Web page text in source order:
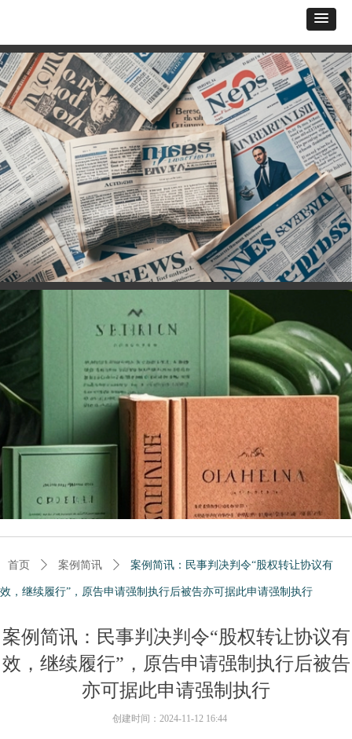
案例简讯：民事判决判令“股权转让协议有
效，继续履行”，原告申请强制执行后被告
亦可据此申请强制执行
首页 ꄲ 案例简讯 ꄲ 案例简讯：民事判决判令“股权转让协议有
效，继续履行”，原告申请强制执行后被告亦可据此申请强制执行
创建时间： 2024-11-12 16:44